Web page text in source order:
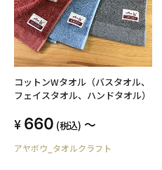
コットンWタオル（バスタオル、
フェイスタオル、ハンドタオル）
660 (税込) ～
アヤボウ_タオルクラフト